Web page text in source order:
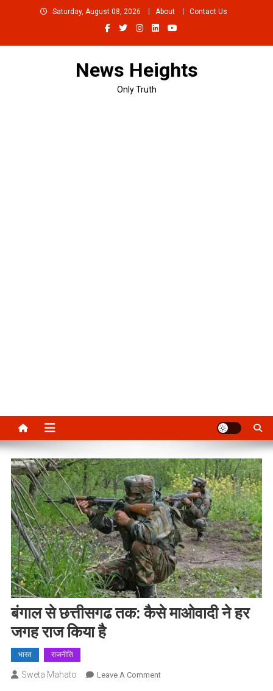
Saturday, August 08, 2026 About Contact Us
News Heights
Only Truth
बंगाल से छत्तीसगढ तक: कैसे माओवादी ने हर
जगह राज किया है
भारत राजनीति
Sweta Mahato Leave A CommentOn